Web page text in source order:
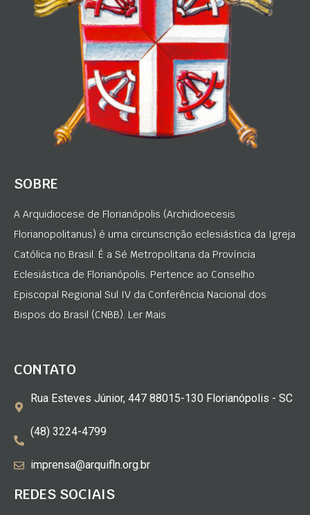
SOBRE
A Arquidiocese de Florianópolis (Archidioecesis
Florianopolitanus) é uma circunscrição eclesiástica da Igreja
Católica no Brasil. É a Sé Metropolitana da Província
Eclesiástica de Florianópolis. Pertence ao Conselho
Episcopal Regional Sul IV da Conferência Nacional dos
Bispos do Brasil (CNBB). Ler Mais
CONTATO
Rua Esteves Júnior, 447 88015-130 Florianópolis - SC
(48) 3224-4799
imprensa@arquifln.org.br
REDES SOCIAIS